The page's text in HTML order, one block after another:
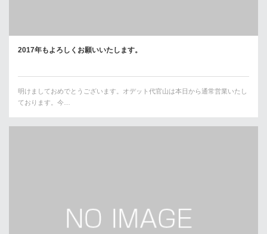
2017年もよろしくお願いいたします。
明けましておめでとうございます。オデット代官山は本日から通常営業いたし
ております。今…